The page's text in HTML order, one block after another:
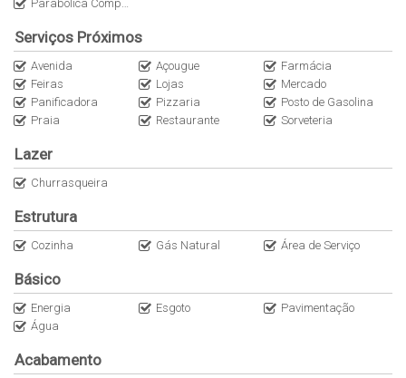
Obs: A internet é uma cortesia do imóvel (sem
custo/locatário). Não nos responsabilizamos por quedas e
oscilações. O imóvel não dispõe de roupas de cama,
mesa e banho).
Parabólica Compartilhada
Serviços Próximos
Avenida Açougue
Farmácia
Feiras
Lojas
Mercado
Panificadora
Pizzaria
Posto de Gasolina
Praia
Restaurante Sorveteria
Lazer
Churrasqueira
Estrutura
Cozinha Gás Natural Área de Serviço
Básico
Energia Esgoto
Pavimentação
Água
Acabamento